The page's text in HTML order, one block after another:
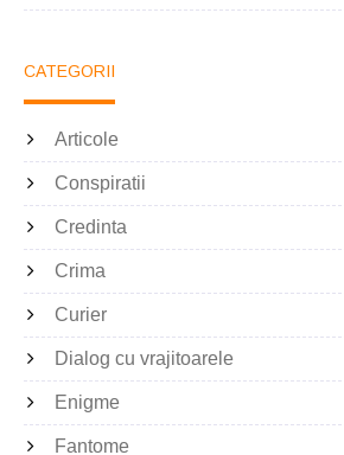
CATEGORII
Articole
Conspiratii
Credinta
Crima
Curier
Dialog cu vrajitoarele
Enigme
Fantome